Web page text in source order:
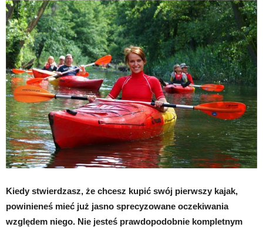
Kiedy stwierdzasz, że chcesz kupić swój pierwszy kajak,
powinieneś mieć już jasno sprecyzowane oczekiwania
względem niego. Nie jesteś prawdopodobnie kompletnym